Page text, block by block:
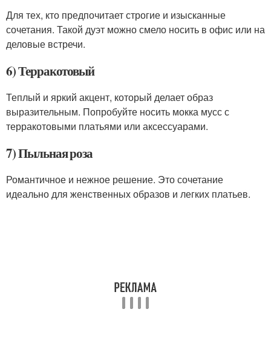
Для тех, кто предпочитает строгие и изысканные
сочетания. Такой дуэт можно смело носить в офис или на
деловые встречи.
6) Терракотовый
Теплый и яркий акцент, который делает образ
выразительным. Попробуйте носить мокка мусс с
терракотовыми платьями или аксессуарами.
7) Пыльная роза
Романтичное и нежное решение. Это сочетание
идеально для женственных образов и легких платьев.